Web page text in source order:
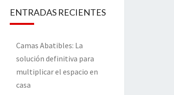
ENTRADAS RECIENTES
Camas Abatibles: La
solución definitiva para
multiplicar el espacio en
casa